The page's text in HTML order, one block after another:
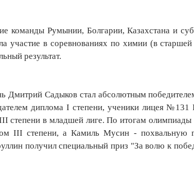
команды Румынии, Болгарии, Казахстана и
участие в соревнованиях по химии (в
результат.
Садыков стал абсолютным
диплома I степени, ученики лицея №131
в младшей лиге. По итогам олимпиады
III степени, а Камиль Мусин - похвальную
получил специальный приз "За волю к